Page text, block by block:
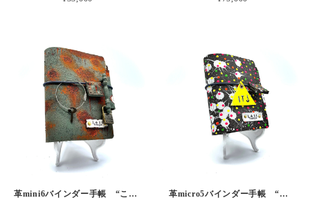
革mini6バインダー手帳 “こりゃ手に負えないなの扉サビ” 本革 革micro5バインダー手帳 “古い鉄壁にパチパチネオン” 本革